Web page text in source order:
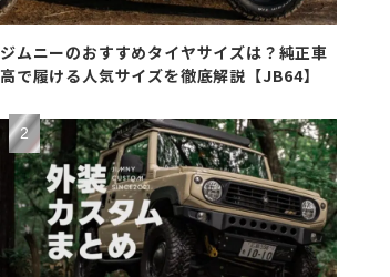
ジムニーのおすすめタイヤサイズは？純正車
高で履ける人気サイズを徹底解説【JB64】